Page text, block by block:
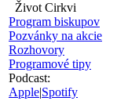
Život Cirkvi
Program biskupov
Pozvánky na akcie
Rozhovory
Programové tipy
Podcast:
Apple|Spotify